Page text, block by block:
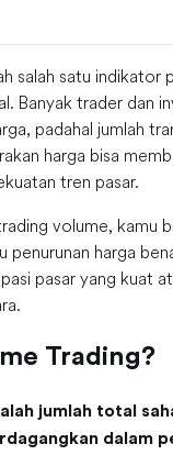
salah satu indikator
Banyak trader dan
padahal jumlah
harga bisa
tren pasar.
volume, kamu
penurunan harga
pasar yang kuat
Trading?
jumlah total
dalam